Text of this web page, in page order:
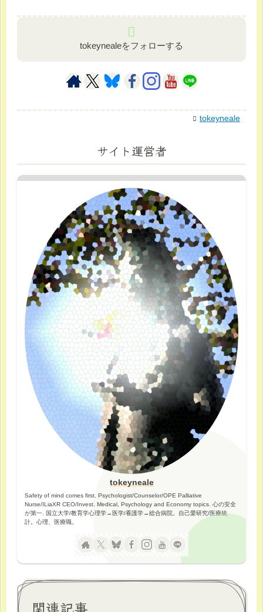
tokeynealeをフォローする
tokeyneale
サイト運営者
tokeyneale
Safety of mind comes first. Psychologist/Counselor/OPE Palliative
Nurse/ILiaXR CEO/Invest. Medical, Psychology and Economy topics. 心の安全
が第一. 国立大学/教育学心理学→医学/看護学→総合病院。自己愛研究/医療統
計。心理、医療職。
関連記事